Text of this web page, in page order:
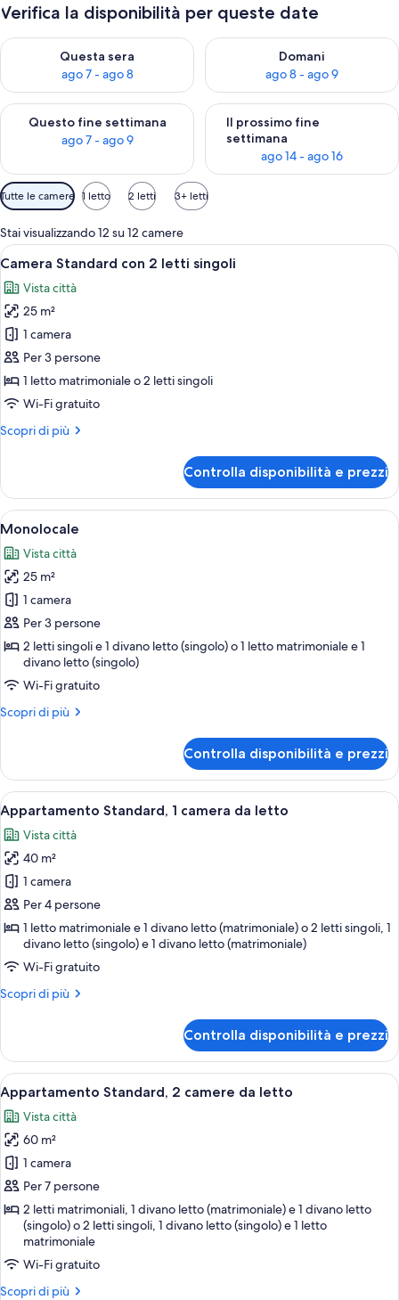
Verifica la disponibilità per queste date
Questa sera
ago 7 - ago 8
Verifica la disponibilità per questa sera, ago 7 - ago 8
Domani
ago 8 - ago 9
Verifica la disponibilità per
Questo fine settimana
ago 7 - ago 9
Verifica la disponibilità per questo fine settimana, ago 7 - ago
Il prossimo fine
settimana
ago 14 - ago 16
Verifica la disponibilità per il
Filtri
disponibili
per
le
camere
Tutte le camere 1 letto 2 letti 3+ letti
Stai visualizzando 12 su 12 camere
Apri
tutte
le
foto
per
Camera
Standard
con
letti
Camera Standard con 2 letti singoli |
13
Camera Standard con 2 letti singoli
Vista città
25 m²
1 camera
Per 3 persone
1 letto matrimoniale o 2 letti singoli
Wi-Fi gratuito
Scopri di più
Altri
Standard
con
2
singoli
Controlla disponibilità e prezzi
Apri
tutte
le
foto
per
Monolocale
Monolocale | Minibar, una
11
Monolocale
Vista città
25 m²
1 camera
Per 3 persone
2 letti singoli e 1 divano letto (singolo) o 1 letto matrimoniale e 1
divano letto (singolo)
Wi-Fi gratuito
Scopri di più
Altri
Controlla disponibilità e prezzi
Apri
tutte
le
foto
per
Appartamento
Standard,
camera
da
letto
Appartamento Standard, 1 camera
10
Appartamento Standard, 1 camera da letto
Vista città
40 m²
1 camera
Per 4 persone
1 letto matrimoniale e 1 divano letto (matrimoniale) o 2 letti singoli, 1
divano letto (singolo) e 1 divano letto (matrimoniale)
Wi-Fi gratuito
Scopri di più
Altri
Standard,
camera
da
letto
Controlla disponibilità e prezzi
Apri
tutte
le
foto
per
Appartamento
Standard,
camere
da
letto
Appartamento Standard, 2 camere
10
Appartamento Standard, 2 camere da letto
Vista città
60 m²
1 camera
Per 7 persone
2 letti matrimoniali, 1 divano letto (matrimoniale) e 1 divano letto
(singolo) o 2 letti singoli, 1 divano letto (singolo) e 1 letto
matrimoniale
Wi-Fi gratuito
Scopri di più
Altri